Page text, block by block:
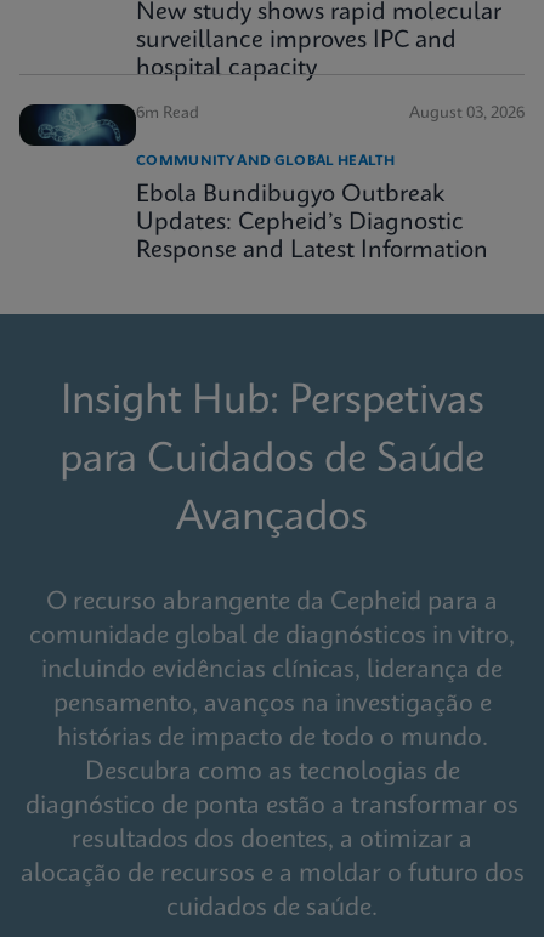
New study shows rapid molecular
surveillance improves IPC and
hospital capacity
6m Read August 03, 2026
COMMUNITY AND GLOBAL HEALTH
Ebola Bundibugyo Outbreak
Updates: Cepheid’s Diagnostic
Response and Latest Information
Insight Hub: Perspetivas
para Cuidados de Saúde
Avançados
O recurso abrangente da Cepheid para a
comunidade global de diagnósticos in vitro,
incluindo evidências clínicas, liderança de
pensamento, avanços na investigação e
histórias de impacto de todo o mundo.
Descubra como as tecnologias de
diagnóstico de ponta estão a transformar os
resultados dos doentes, a otimizar a
alocação de recursos e a moldar o futuro dos
cuidados de saúde.